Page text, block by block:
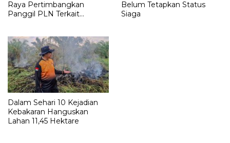
Raya Pertimbangkan
Panggil PLN Terkait
Belum Tetapkan Status
Siaga
Dalam Sehari 10 Kejadian
Kebakaran Hanguskan
Lahan 11,45 Hektare